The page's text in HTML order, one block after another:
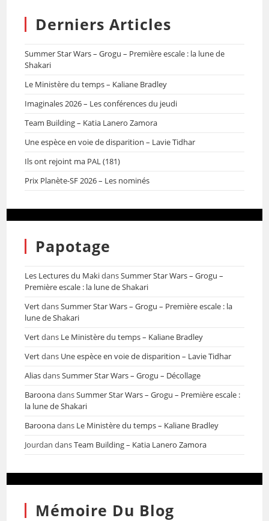
Derniers Articles
Summer Star Wars – Grogu – Première escale : la lune de
Shakari
Le Ministère du temps – Kaliane Bradley
Imaginales 2026 – Les conférences du jeudi
Team Building – Katia Lanero Zamora
Une espèce en voie de disparition – Lavie Tidhar
Ils ont rejoint ma PAL (181)
Prix Planète-SF 2026 – Les nominés
Papotage
Les Lectures du MakidansSummer Star Wars – Grogu –
Première escale : la lune de Shakari
VertdansSummer Star Wars – Grogu – Première escale : la
lune de Shakari
Vertdans Le Ministère du temps – Kaliane Bradley
Vertdans Une espèce en voie de disparition – Lavie Tidhar
AliasdansSummer Star Wars – Grogu – Décollage
BaroonadansSummer Star Wars – Grogu – Première escale :
la lune de Shakari
Baroonadans Le Ministère du temps – Kaliane Bradley
Jourdan dansTeam Building – Katia Lanero Zamora
Mémoire Du Blog